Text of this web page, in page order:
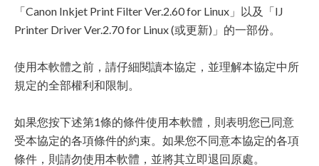
「Canon Inkjet Print Filter Ver.2.60 for Linux」以及「IJ
Printer Driver Ver.2.70 for Linux (或更新)」的一部份。
使用本軟體之前，請仔細閱讀本協定，並理解本協定中所
規定的全部權利和限制。
如果您按下述第1條的條件使用本軟體，則表明您已同意
受本協定的各項條件的約束。如果您不同意本協定的各項
條件，則請勿使用本軟體，並將其立即退回原處。